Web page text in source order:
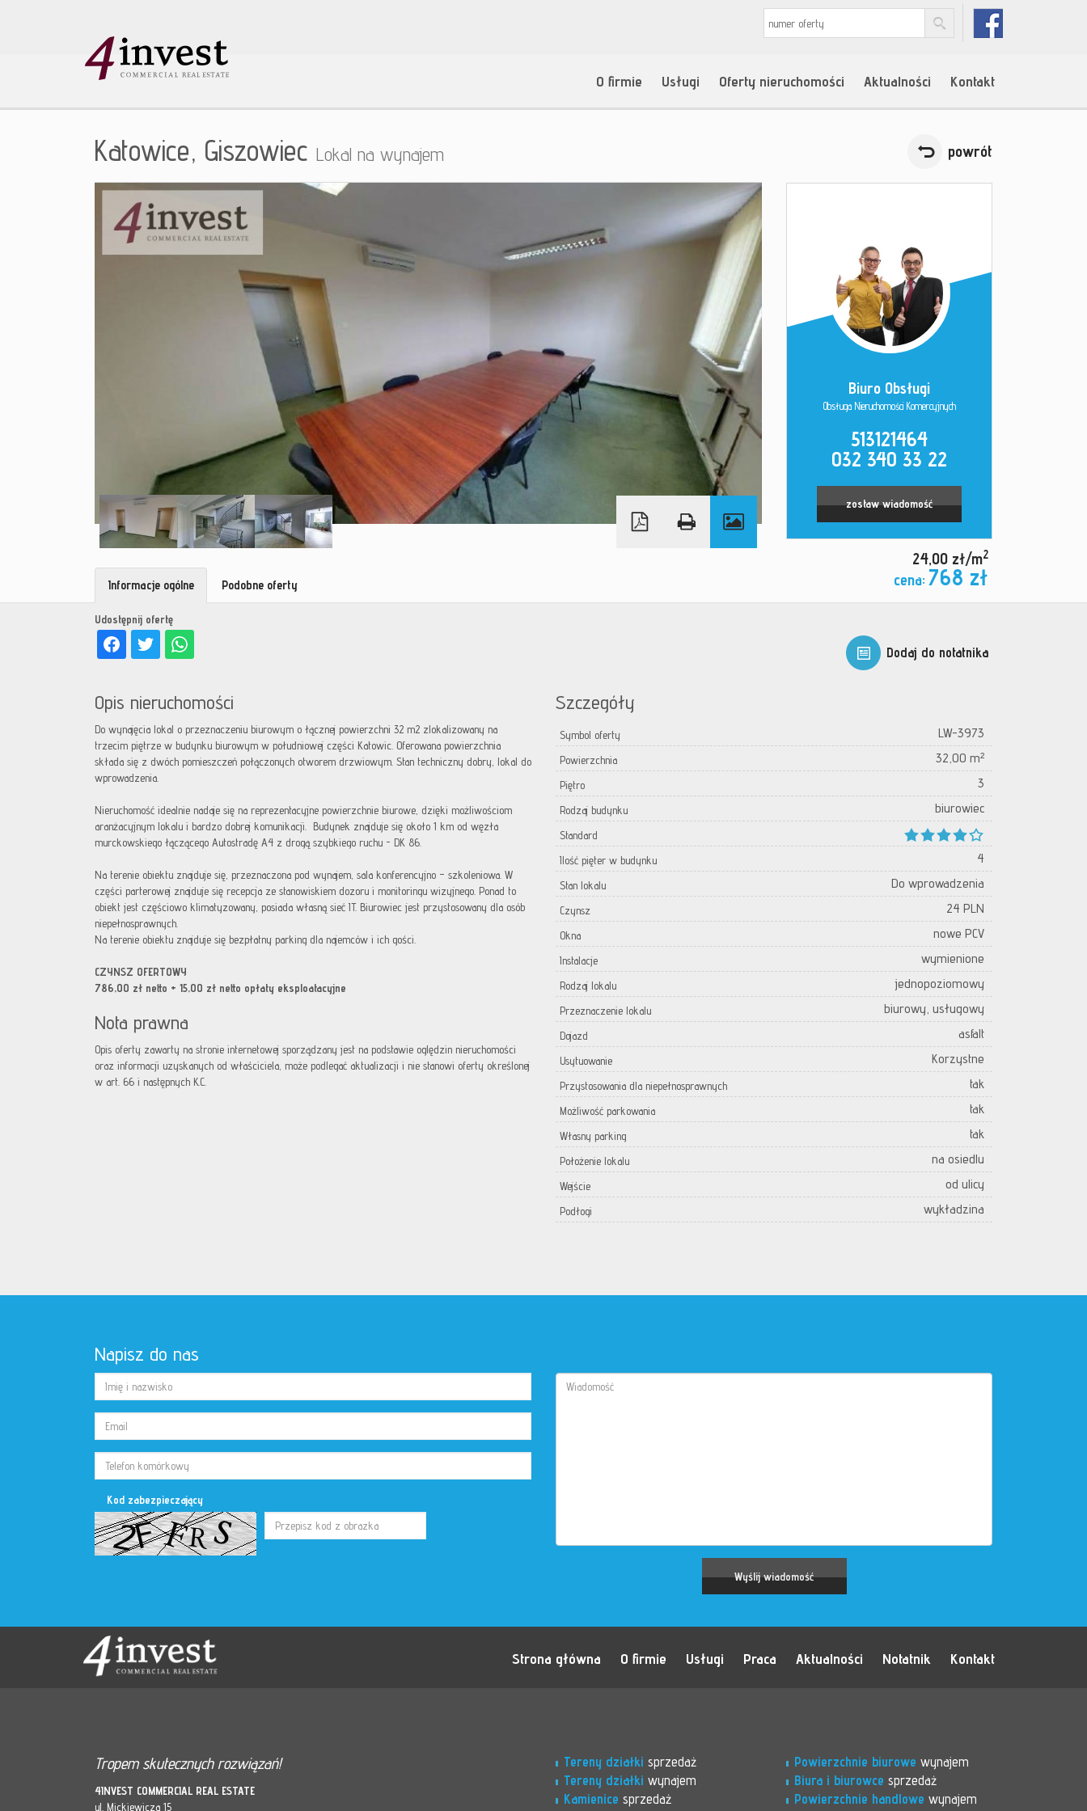
O firmie Usługi Oferty nieruchomości Aktualności Kontakt
Katowice, Giszowiec Lokal na wynajem powrót
Biuro Obsługi
Obsługa Nieruchomości Komercyjnych
513121464
032 340 33 22
zostaw wiadomość
24,00 zł/m2
cena: 768 zł
Dodaj do notatnika
Udostępnij ofertę
Informacje ogólne Podobne oferty
Opis nieruchomości
Do wynajęcia lokal o przeznaczeniu biurowym o łącznej powierzchni 32 m2 zlokalizowany na
trzecim piętrze w budynku biurowym w południowej części Katowic. Oferowana powierzchnia
składa się z dwóch pomieszczeń połączonych otworem drzwiowym. Stan techniczny dobry, lokal do
wprowadzenia.
Nieruchomość idealnie nadaje się na reprezentacyjne powierzchnie biurowe, dzięki możliwościom
aranżacyjnym lokalu i bardzo dobrej komunikacji. Budynek znajduje się około 1 km od węzła
murckowskiego łączącego Autostradę A4 z drogą szybkiego ruchu - DK 86.
Na terenie obiektu znajduje się, przeznaczona pod wynajem, sala konferencyjno – szkoleniowa. W
części parterowej znajduje się recepcja ze stanowiskiem dozoru i monitoringu wizyjnego. Ponad to
obiekt jest częściowo klimatyzowany, posiada własną sieć IT. Biurowiec jest przystosowany dla osób
niepełnosprawnych.
Na terenie obiektu znajduje się bezpłatny parking dla najemców i ich gości.
CZYNSZ OFERTOWY
786,00 zł netto + 15,00 zł netto opłaty eksploatacyjne
Nota prawna
Opis oferty zawarty na stronie internetowej sporządzany jest na podstawie oględzin nieruchomości
oraz informacji uzyskanych od właściciela, może podlegać aktualizacji i nie stanowi oferty określonej
w art. 66 i następnych K.C.
Szczegóły
Symbol oferty LW-3973
Powierzchnia 32,00 m²
Piętro 3
Rodzaj budynku biurowiec
Standard
Ilość pięter w budynku
4
Stan lokalu Do wprowadzenia
Czynsz 24 PLN
Okna nowe PCV
Instalacje wymienione
Rodzaj lokalu jednopoziomowy
Przeznaczenie lokalu biurowy, usługowy
Dojazd asfalt
Usytuowanie Korzystne
Przystosowania dla niepełnosprawnych tak
Możliwość parkowania tak
Własny parking tak
Położenie lokalu na osiedlu
Wejście od ulicy
Podłogi wykładzina
Napisz do nas
Kod zabezpieczający
Strona główna O firmie Usługi Praca Aktualności Notatnik Kontakt
Tropem skutecznych rozwiązań!
4INVEST COMMERCIAL REAL ESTATE
ul. Mickiewicza 15
Tereny działki sprzedaż
Tereny działki wynajem
Kamienice sprzedaż
Powierzchnie biurowe wynajem
Biura i biurowce sprzedaż
Powierzchnie handlowe wynajem